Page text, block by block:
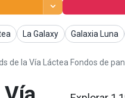
La Galaxy
Fondos de pantallaGalaxia Luna
Fondos de
de la Vía Láctea Fondos de